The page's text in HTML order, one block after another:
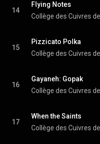
14
Flying Notes
15
Pizzicato Polka
16
Gayaneh: Gopak
17
When the Saints